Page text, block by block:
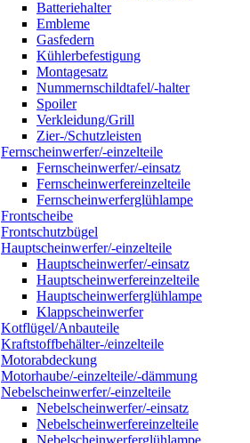
Batteriehalter
Embleme
Gasfedern
Kühlerbefestigung
Montagesatz
Nummernschildtafel/-halter
Spoiler
Verkleidung/Grill
Zier-/Schutzleisten
Fernscheinwerfer/-einzelteile
Fernscheinwerfer/-einsatz
Fernscheinwerfereinzelteile
Fernscheinwerferglühlampe
Frontscheibe
Frontschutzbügel
Hauptscheinwerfer/-einzelteile
Hauptscheinwerfer/-einsatz
Hauptscheinwerfereinzelteile
Hauptscheinwerferglühlampe
Klappscheinwerfer
Kotflügel/Anbauteile
Kraftstoffbehälter-/einzelteile
Motorabdeckung
Motorhaube/-einzelteile/-dämmung
Nebelscheinwerfer/-einzelteile
Nebelscheinwerfer/-einsatz
Nebelscheinwerfereinzelteile
Nebelscheinwerferglühlampe